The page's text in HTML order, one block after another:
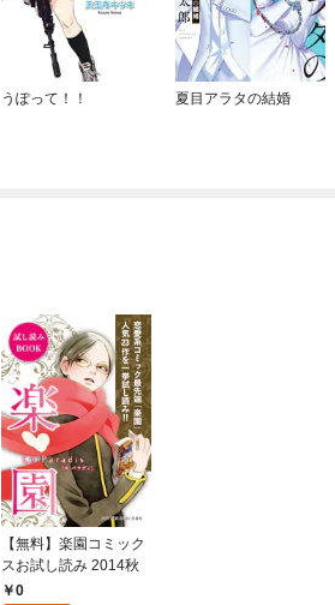
うぽって！！ 夏目アラタの結婚
【無料】楽園コミック
スお試し読み 2014秋
0